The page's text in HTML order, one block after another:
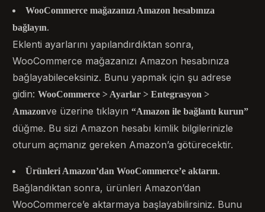
WooCommerce mağazanızı Amazon hesabınıza
bağlayın.
Eklenti ayarlarını yapılandırdıktan sonra,
WooCommerce mağazanızı Amazon hesabınıza
bağlayabileceksiniz. Bunu yapmak için şu adrese
gidin:WooCommerce > Ayarlar > Entegrasyon >
Amazonve üzerine tıklayın“Amazon ile bağlantı kurun”
düğme. Bu sizi Amazon hesabı kimlik bilgilerinizle
oturum açmanız gereken Amazon’a götürecektir.
Ürünleri Amazon’dan WooCommerce’e aktarın.
Bağlandıktan sonra, ürünleri Amazon’dan
WooCommerce’e aktarmaya başlayabilirsiniz. Bunu